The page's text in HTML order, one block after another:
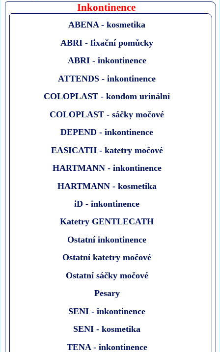
Inkontinence
ABENA - kosmetika
ABRI - fixační pomůcky
ABRI - inkontinence
ATTENDS - inkontinence
COLOPLAST - kondom urinální
COLOPLAST - sáčky močové
DEPEND - inkontinence
EASICATH - katetry močové
HARTMANN - inkontinence
HARTMANN - kosmetika
iD - inkontinence
Katetry GENTLECATH
Ostatní inkontinence
Ostatní katetry močové
Ostatní sáčky močové
Pesary
SENI - inkontinence
SENI - kosmetika
TENA - inkontinence